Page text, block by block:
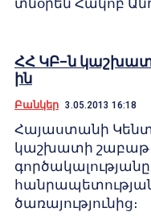
տնօրեն Հակոբ
ՀՀ ԿԲ–ն
ին
Բանկեր 3.05.2013 16:18
Հայաստանի
կաշխատի շաբաթ
ծառայությունից։